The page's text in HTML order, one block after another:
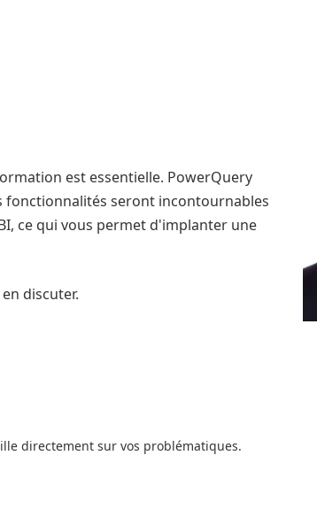
est essentielle. PowerQuery
fonctionnalités seront incontournables
ce qui vous permet d'implanter une
discuter.
directement sur vos problématiques.